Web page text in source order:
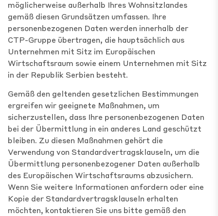
möglicherweise außerhalb Ihres Wohnsitzlandes
gemäß diesen Grundsätzen umfassen. Ihre
personenbezogenen Daten werden innerhalb der
CTP-Gruppe übertragen, die hauptsächlich aus
Unternehmen mit Sitz im Europäischen
Wirtschaftsraum sowie einem Unternehmen mit Sitz
in der Republik Serbien besteht.
Gemäß den geltenden gesetzlichen Bestimmungen
ergreifen wir geeignete Maßnahmen, um
sicherzustellen, dass Ihre personenbezogenen Daten
bei der Übermittlung in ein anderes Land geschützt
bleiben. Zu diesen Maßnahmen gehört die
Verwendung von Standardvertragsklauseln, um die
Übermittlung personenbezogener Daten außerhalb
des Europäischen Wirtschaftsraums abzusichern.
Wenn Sie weitere Informationen anfordern oder eine
Kopie der Standardvertragsklauseln erhalten
möchten, kontaktieren Sie uns bitte gemäß den